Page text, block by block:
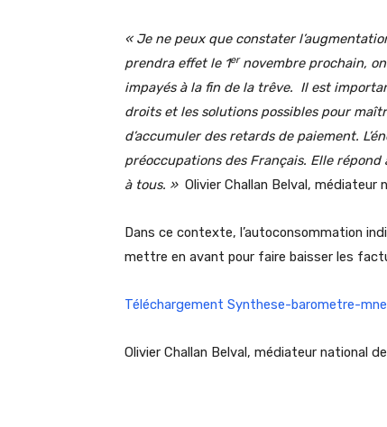
« Je ne peux que constater
prendra effet le 1ernovembre prochain,
impayés à la fin de la trêve. Il est
droits et les solutions possibles pour
d’accumuler des retards de paiement.
préoccupations des Français. Elle
à tous. »Olivier Challan Belval, médiateur
Dans ce contexte, l’autoconsommation
mettre en avant pour faire baisser les
Téléchargement Synthese-barometre-
Olivier Challan Belval, médiateur national de